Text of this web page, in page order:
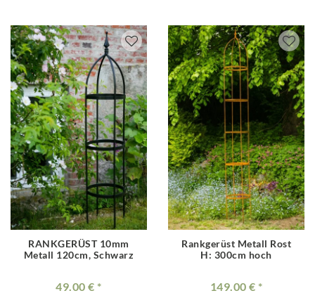
RANKGERÜST 10mm
Metall 120cm, Schwarz
49.00 €
Rankgerüst Metall Rost
H: 300cm hoch
149.00 €